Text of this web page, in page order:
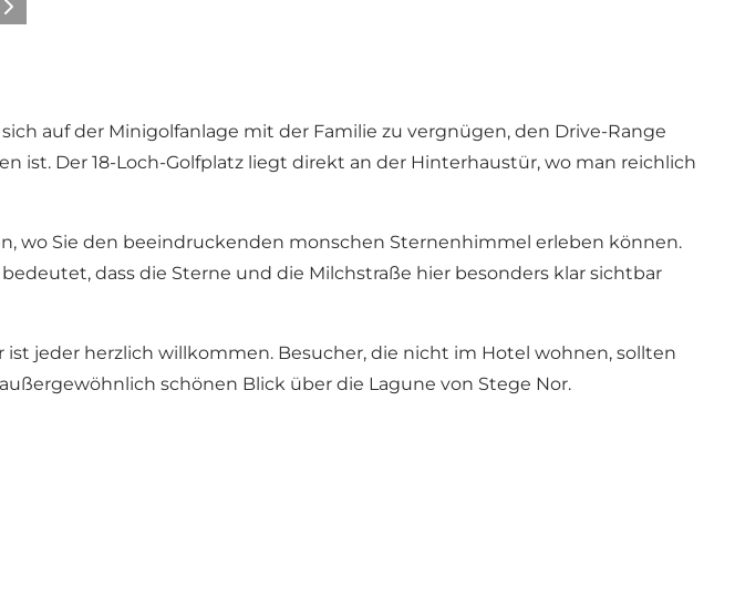
Weiter
auf der Minigolfanlage mit der Familie zu vergnügen, den Drive-Range
ist. Der 18-Loch-Golfplatz liegt direkt an der Hinterhaustür, wo man reichlich
wo Sie den beeindruckenden monschen Sternenhimmel erleben können.
dass die Sterne und die Milchstraße hier besonders klar sichtbar
jeder herzlich willkommen. Besucher, die nicht im Hotel wohnen, sollten
schönen Blick über die Lagune von Stege Nor.